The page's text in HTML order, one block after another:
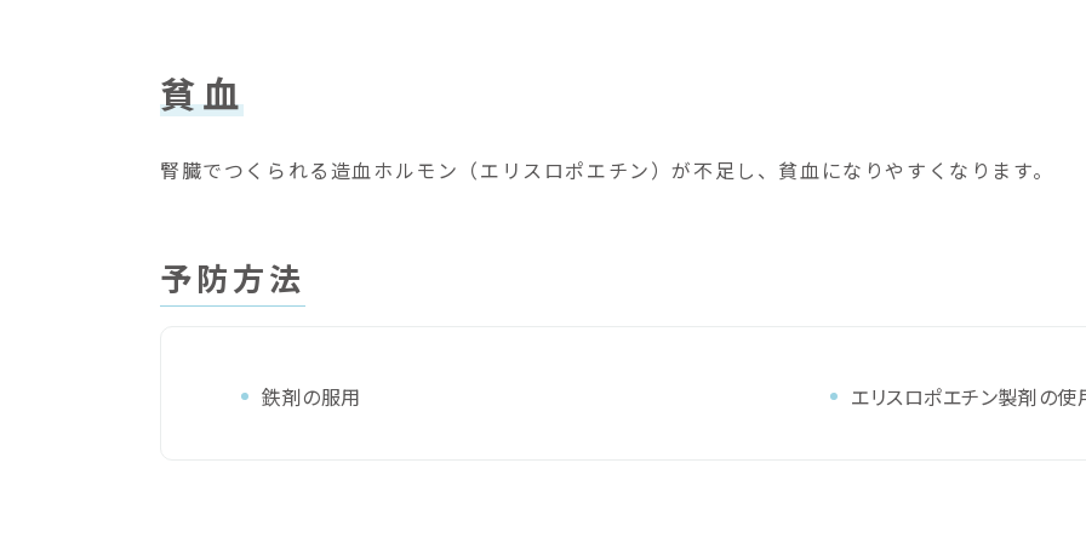
貧血
腎臓でつくられる造血ホルモン（エリスロポエチン）が不足し、貧血になりやすくなります。
予防方法
鉄剤の服用 エリスロポエチン製剤の使